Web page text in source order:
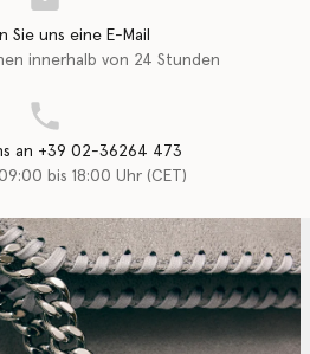
Sie uns eine E-Mail
innerhalb von 24 Stunden
an +39 02-36264 473
bis 18:00 Uhr (CET)